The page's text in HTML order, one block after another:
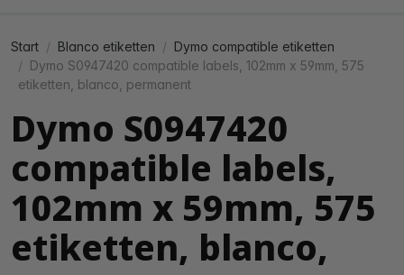
Start Blanco etiketten
Dymo compatible etiketten
Dymo S0947420 compatible labels, 102mm x 59mm, 575
etiketten, blanco, permanent
Dymo S0947420
compatible labels,
102mm x 59mm, 575
etiketten, blanco,